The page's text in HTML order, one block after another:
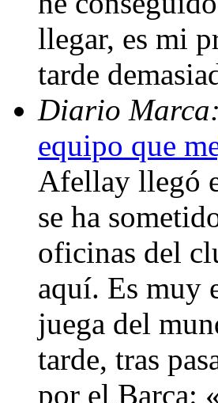
llegar, es mi
tarde
Diario Marca:
equipo que
Afellay llegó
se ha
oficinas del
aquí. Es muy
juega del
tarde, tras
por el Barça: